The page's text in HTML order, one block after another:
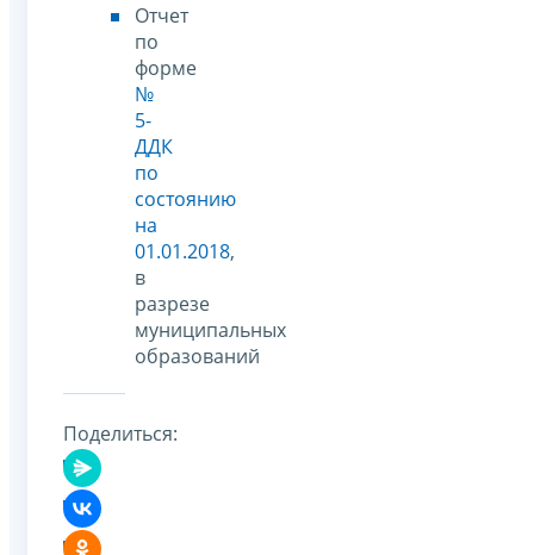
Отчет
по
форме
№
5-
ДДК
по
состоянию
на
01.01.2018,
в
разрезе
муниципальных
образований
Поделиться: